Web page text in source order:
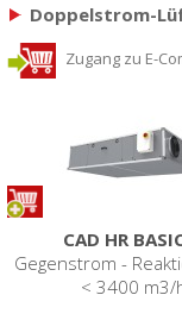
Doppelstrom-
Zugang zu E-
CAD HR
Gegenstrom -
< 3400 m3/